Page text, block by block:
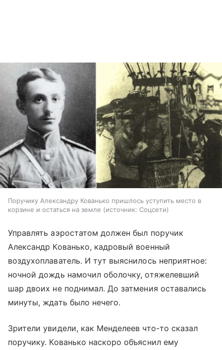
Поручику Александру Кованько пришлось уступить место в
корзине и остаться на земле
источник: Соцсети
Управлять аэростатом должен был поручик
Александр Кованько, кадровый военный
воздухоплаватель. И тут выяснилось неприятное:
ночной дождь намочил оболочку, отяжелевший
шар двоих не поднимал. До затмения оставались
минуты, ждать было нечего.
Зрители увидели, как Менделеев что-то сказал
поручику. Кованько наскоро объяснил ему